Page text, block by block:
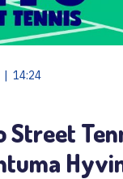
| 14:24
Street